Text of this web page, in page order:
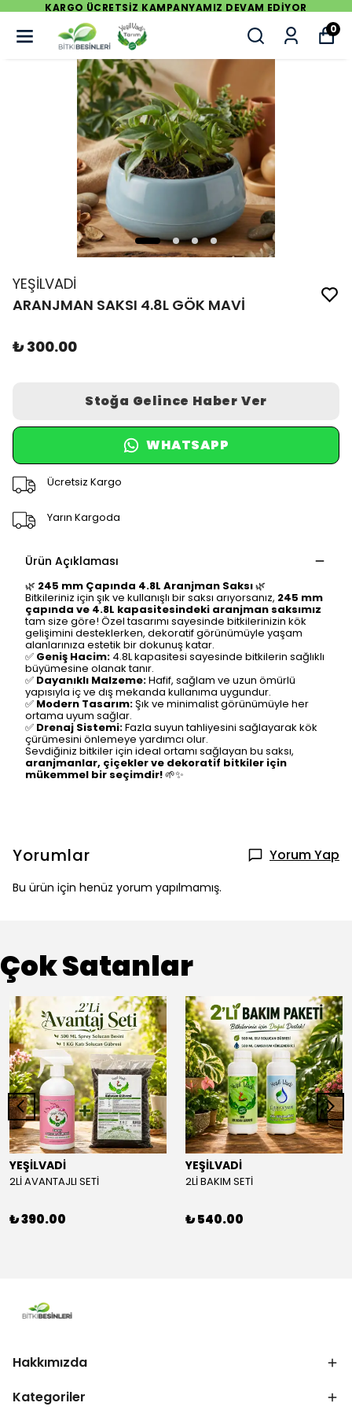
KARGO ÜCRETSİZ KAMPANYAMIZ DEVAM
0
YEŞİLVADİ
ARANJMAN SAKSI 4.8L GÖK MAVİ
₺ 300.00
Stoğa Gelince Haber Ver
WHATSAPP
Ücretsiz Kargo
Yarın Kargoda
Ürün Açıklaması
🌿 245 mm Çapında 4.8L Aranjman Saksı🌿
Bitkileriniz için şık ve kullanışlı bir saksı arıyorsanız, 245 mm
çapında ve 4.8L kapasitesindeki aranjman saksımız
tam size göre! Özel tasarımı sayesinde bitkilerinizin kök
gelişimini desteklerken, dekoratif görünümüyle yaşam
alanlarınıza estetik bir dokunuş katar.
✅ Geniş Hacim: 4.8L kapasitesi sayesinde bitkilerin sağlıklı
büyümesine olanak tanır.
✅ Dayanıklı Malzeme:Hafif, sağlam ve uzun ömürlü
yapısıyla iç ve dış mekanda kullanıma uygundur.
✅ Modern Tasarım:Şık ve minimalist görünümüyle her
ortama uyum sağlar.
✅ Drenaj Sistemi:Fazla suyun tahliyesini sağlayarak kök
çürümesini önlemeye yardımcı olur.
Sevdiğiniz bitkiler için ideal ortamı sağlayan bu saksı,
aranjmanlar, çiçekler ve dekoratif bitkiler için
mükemmel bir seçimdir!🌱✨
Yorumlar Yorum Yap
Bu ürün için henüz yorum yapılmamış.
Çok Satanlar
YEŞİLVADİ
2Lİ AVANTAJLI SETİ
₺ 390.00
YEŞİLVADİ
2Lİ BAKIM SETİ
₺ 540.00
Hakkımızda
Kategoriler